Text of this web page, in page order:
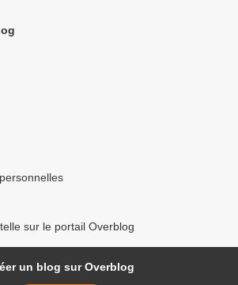
sur le portail Overblog
un blog sur Overblog